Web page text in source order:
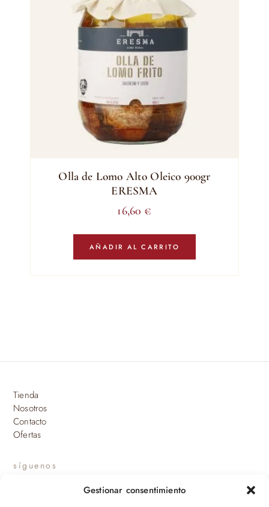
Gestionar consentimiento
Olla de Lomo Alto Oleico 900gr
ERESMA
16,60 €
AÑADIR AL CARRITO
Tienda
Nosotros
Contacto
Ofertas
síguenos